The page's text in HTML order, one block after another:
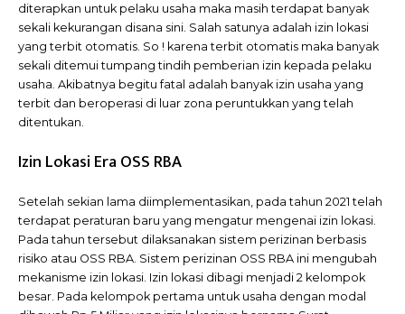
diterapkan untuk pelaku usaha maka masih terdapat banyak
sekali kekurangan disana sini. Salah satunya adalah izin lokasi
yang terbit otomatis. So ! karena terbit otomatis maka banyak
sekali ditemui tumpang tindih pemberian izin kepada pelaku
usaha. Akibatnya begitu fatal adalah banyak izin usaha yang
terbit dan beroperasi di luar zona peruntukkan yang telah
ditentukan.
Izin Lokasi Era OSS RBA
Setelah sekian lama diimplementasikan, pada tahun 2021 telah
terdapat peraturan baru yang mengatur mengenai izin lokasi.
Pada tahun tersebut dilaksanakan sistem perizinan berbasis
risiko atau OSS RBA. Sistem perizinan OSS RBA ini mengubah
mekanisme izin lokasi. Izin lokasi dibagi menjadi 2 kelompok
besar. Pada kelompok pertama untuk usaha dengan modal